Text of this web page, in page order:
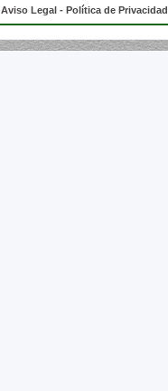
Aviso Legal - Política de Privacidad